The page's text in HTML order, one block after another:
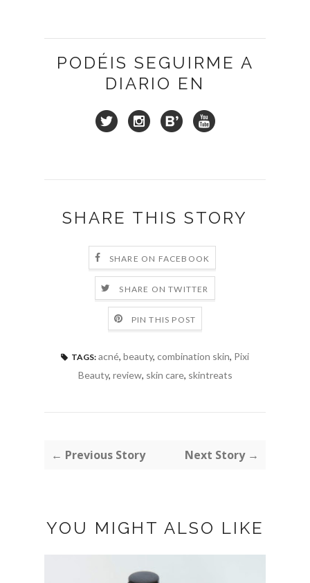
PODÉIS SEGUIRME A
DIARIO EN
SHARE THIS STORY
SHARE ON FACEBOOK
SHARE ON TWITTER
PIN THIS POST
TAGS: acné, beauty, combination skin, Pixi
Beauty, review, skin care, skintreats
← Previous Story Next Story →
YOU MIGHT ALSO LIKE